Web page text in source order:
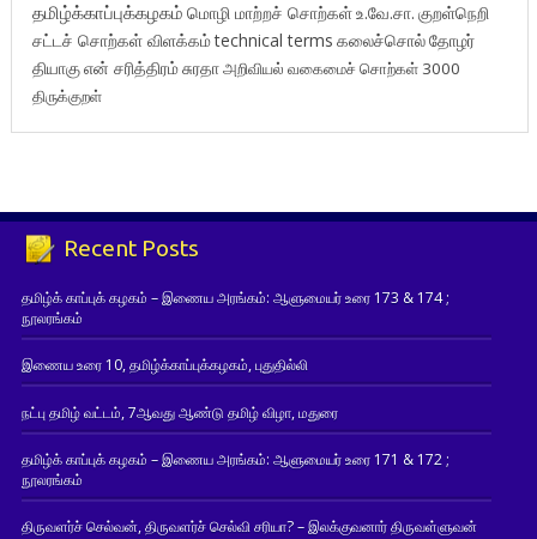
தமிழ்க்காப்புக்கழகம் மொழி மாற்றச் சொற்கள்உ.வே.சா. குறள்நெறி
சட்டச் சொற்கள் விளக்கம்technical terms கலைச்சொல்தோழர்
தியாகுஎன் சரித்திரம்சுரதாஅறிவியல் வகைமைச் சொற்கள் 3000
திருக்குறள்
Recent Posts
தமிழ்க் காப்புக் கழகம் – இணைய அரங்கம்: ஆளுமையர் உரை 173 & 174 ;
நூலரங்கம்
இணைய உரை 10, தமிழ்க்காப்புக்கழகம், புதுதில்லி
நட்பு தமிழ் வட்டம், 7ஆவது ஆண்டு தமிழ் விழா, மதுரை
தமிழ்க் காப்புக் கழகம் – இணைய அரங்கம்: ஆளுமையர் உரை 171 & 172 ;
நூலரங்கம்
திருவளர்ச் செல்வன், திருவளர்ச் செல்வி சரியா? – இலக்குவனார் திருவள்ளுவன்